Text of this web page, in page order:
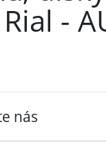
-
nás